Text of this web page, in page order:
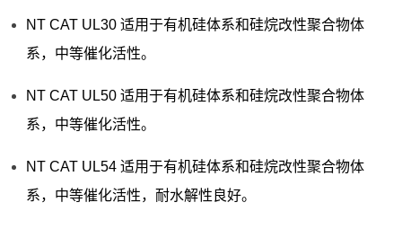
NT CAT UL30 适用于有机硅体系和硅烷改性聚合物体
系，中等催化活性。
NT CAT UL50 适用于有机硅体系和硅烷改性聚合物体
系，中等催化活性。
NT CAT UL54 适用于有机硅体系和硅烷改性聚合物体
系，中等催化活性，耐水解性良好。